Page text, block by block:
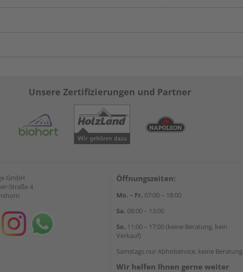
Unsere Zertifizierungen und Partner
GmbH
Straße 4
Öffnungszeiten:
Mo. – Fr. 07:00 – 18:00
Sa. 08:00 – 13:00
So. 11:00 – 17:00 (keine Beratung, kein
Verkauf)
Samstags nur Abholservice, keine Beratung
Wir helfen Ihnen gerne weiter